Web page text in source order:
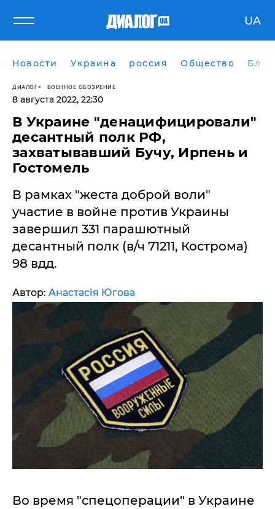
UA
Новости Украина россия Общество
ДИАЛОГ ВОЕННОЕ ОБОЗРЕНИЕ
8 августа 2022, 22:30
В Украине "денацифицировали"
десантный полк РФ,
захватывавший Бучу, Ирпень и
Гостомель
В рамках "жеста доброй воли"
участие в войне против Украины
завершил 331 парашютный
десантный полк (в/ч 71211, Кострома)
98 вдд.
Автор: Анастасія Югова
Во время "спецоперации" в Украине